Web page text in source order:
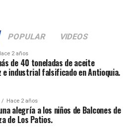
POPULAR VIDEOS
2 años
de 40 toneladas de aceite
industrial falsificado en Antioquia.
Hace 2 años
alegría a los niños de Balcones de
de Los Patios.